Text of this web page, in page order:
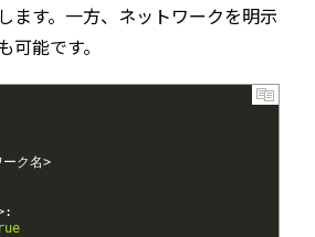
ます。一方、ネットワークを明示
能です。
ク名>
: